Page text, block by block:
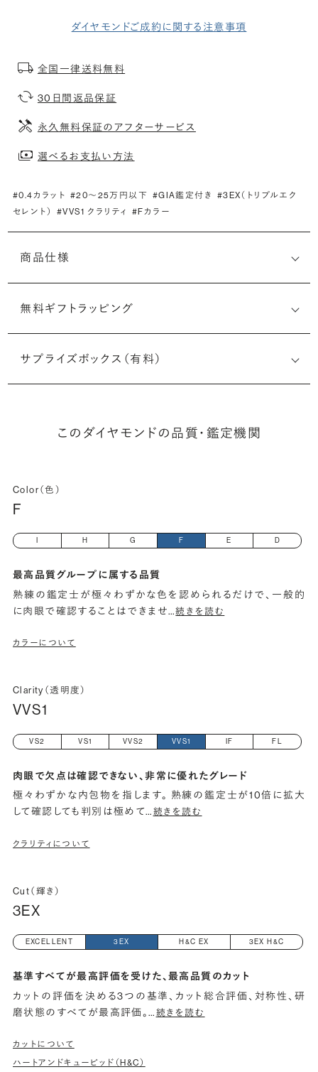
ダイヤモンドご成約に関する注意事項
全国一律送料無料
30日間返品保証
永久無料保証のアフターサービス
選べるお支払い方法
#0.4カラット #20〜25万円以下 #GIA鑑定付き #3EX（トリプルエク
セレント）
#VVS1 クラリティ #Fカラー
商品仕様
無料ギフトラッピング
サプライズボックス（有料）
このダイヤモンドの品質・鑑定機関
Color（色）
F
H G F E D
最高品質グループに属する品質
熟練の鑑定士が極々わずかな色を認められるだけで、一般的
に肉眼で確認することはできませ…続きを読む
カラーについて
Clarity（透明度）
VVS1
VS2 VS1 VVS2 VVS1 IF FL
肉眼で欠点は確認できない、非常に優れたグレード
極々わずかな内包物を指します。 熟練の鑑定士が10倍に拡大
して確認しても判別は極めて…続きを読む
クラリティについて
Cut（輝き）
3EX
EXCELLENT 3EX H&C EX 3EX H&C
基準すべてが最高評価を受けた、最高品質のカット
カットの評価を決める3つの基準、カット総合評価、対称性、研
磨状態のすべてが最高評価。…続きを読む
カットについて
ハートアンドキューピッド（H&C）